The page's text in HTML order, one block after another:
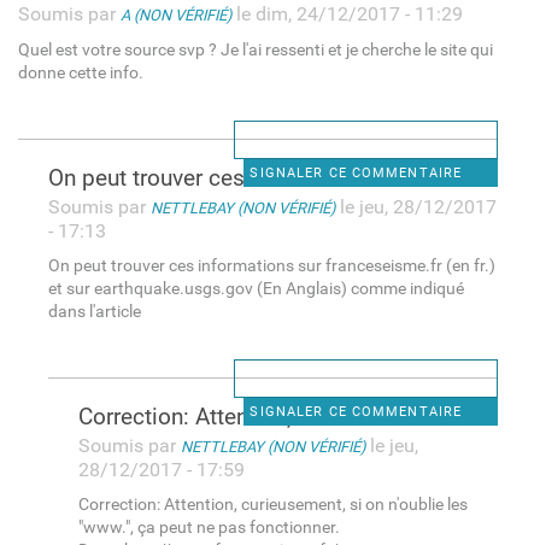
Soumis par A (NON VÉRIFIÉ)le dim, 24/12/2017 - 11:29
Quel est votre source svp ? Je l'ai ressenti et je cherche le site qui
donne cette info.
SIGNALER CE COMMENTAIRE
On peut trouver ces
Soumis par NETTLEBAY (NON VÉRIFIÉ)le jeu, 28/12/2017
- 17:13
On peut trouver ces informations sur franceseisme.fr (en fr.)
et sur earthquake.usgs.gov (En Anglais) comme indiqué
dans l'article
SIGNALER CE COMMENTAIRE
Correction: Attention,
Soumis par NETTLEBAY (NON VÉRIFIÉ)le jeu,
28/12/2017 - 17:59
Correction: Attention, curieusement, si on n'oublie les
"www.", ça peut ne pas fonctionner.